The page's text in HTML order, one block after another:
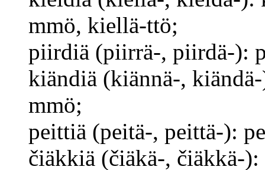
mmö, kiellä-ttö;
piirdiä (piirrä-, piirdä-):
kiändiä (kiännä-,
mmö;
peittiä (peitä-, peittä-):
čiäkkiä (čiäkä-, čiäkkä-